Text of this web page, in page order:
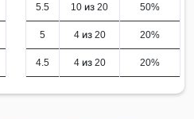
5.5 10 из 20 50%
5 4 из 20 20%
4.5 4 из 20 20%